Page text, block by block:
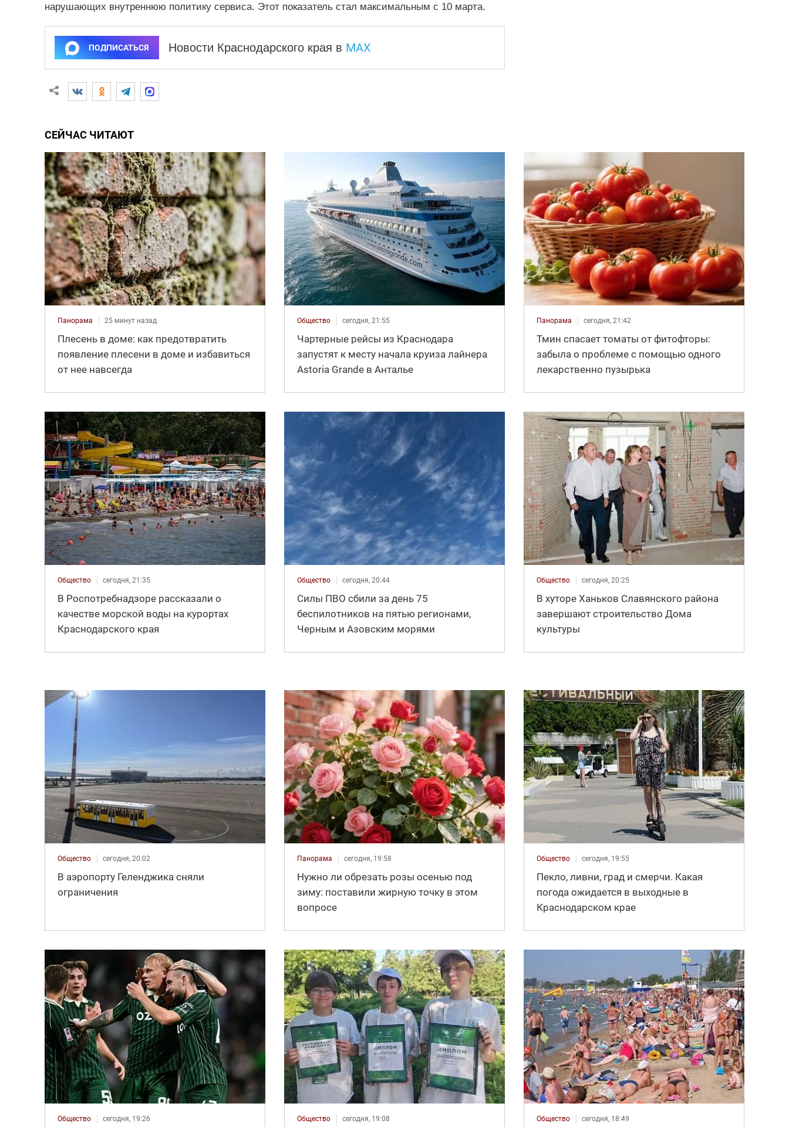
нарушающих внутреннюю политику сервиса. Этот показатель стал максимальным с 10 марта.
ПОДПИСАТЬСЯ Новости Краснодарского края в MAX
СЕЙЧАС ЧИТАЮТ
Панорама 25 минут назад
Плесень в доме: как предотвратить
появление плесени в доме и избавиться
от нее навсегда
Общество сегодня, 21:55
Чартерные рейсы из Краснодара
запустят к месту начала круиза лайнера
Astoria Grande в Анталье
Панорама сегодня, 21:42
Тмин спасает томаты от фитофторы:
забыла о проблеме с помощью одного
лекарственно пузырька
Общество сегодня, 21:35
В Роспотребнадзоре рассказали о
качестве морской воды на курортах
Краснодарского края
Общество сегодня, 20:44
Силы ПВО сбили за день 75
беспилотников на пятью регионами,
Черным и Азовским морями
Общество сегодня, 20:25
В хуторе Ханьков Славянского района
завершают строительство Дома
культуры
Общество сегодня, 20:02
В аэропорту Геленджика сняли
ограничения
Панорама сегодня, 19:58
Нужно ли обрезать розы осенью под
зиму: поставили жирную точку в этом
вопросе
Общество сегодня, 19:55
Пекло, ливни, град и смерчи. Какая
погода ожидается в выходные в
Краснодарском крае
Общество сегодня, 19:26 Общество сегодня, 19:08 Общество сегодня, 18:49